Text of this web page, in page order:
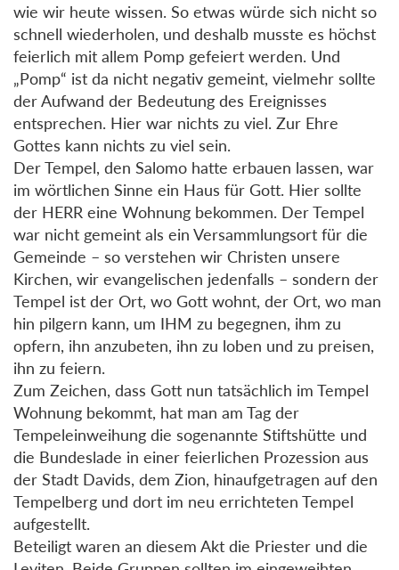
wie wir heute wissen. So etwas würde sich nicht so
schnell wiederholen, und deshalb musste es höchst
feierlich mit allem Pomp gefeiert werden. Und
„Pomp“ ist da nicht negativ gemeint, vielmehr sollte
der Aufwand der Bedeutung des Ereignisses
entsprechen. Hier war nichts zu viel. Zur Ehre
Gottes kann nichts zu viel sein.
Der Tempel, den Salomo hatte erbauen lassen, war
im wörtlichen Sinne ein Haus für Gott. Hier sollte
der HERR eine Wohnung bekommen. Der Tempel
war nicht gemeint als ein Versammlungsort für die
Gemeinde – so verstehen wir Christen unsere
Kirchen, wir evangelischen jedenfalls – sondern der
Tempel ist der Ort, wo Gott wohnt, der Ort, wo man
hin pilgern kann, um IHM zu begegnen, ihm zu
opfern, ihn anzubeten, ihn zu loben und zu preisen,
ihn zu feiern.
Zum Zeichen, dass Gott nun tatsächlich im Tempel
Wohnung bekommt, hat man am Tag der
Tempeleinweihung die sogenannte Stiftshütte und
die Bundeslade in einer feierlichen Prozession aus
der Stadt Davids, dem Zion, hinaufgetragen auf den
Tempelberg und dort im neu errichteten Tempel
aufgestellt.
Beteiligt waren an diesem Akt die Priester und die